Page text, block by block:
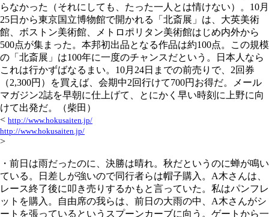
らなかった（それにしても、たった一人とは情けない）。10月
25日から東京国立博物館で開かれる「北斎展」は、大英美術
館、ボストン美術館、メトロポリタン美術館はじめ内外から
500点が集まった。本邦初出品となる作品は約100点。この規模
の「北斎展」は100年に一度のチャンスだという。日本人なら
これは行かずばなるまい。10月24日までの前売りで、2回券
（2,300円）を買えば、会期中2回行けて700円お得だ。メール
マガジン2誌を早朝に仕上げて、とにかく早い時刻に上野に向
けて出発だ。（柴田）
< http://www.hokusaiten.jp/
http://www.hokusaiten.jp/
>
・前日は雨だったのに、決勝は晴れ。秋だというのに蝉が鳴い
ている。日差しが強いので同行者らは帽子購入。A木さんは、
レース終了後に叩き売りするかもと言っていた。私はパンフレ
ットを購入。自由席の我らは、前日の大雨の中、A木さんがシ
ートを張っているというスプーンカーブに向う。ゲートから一